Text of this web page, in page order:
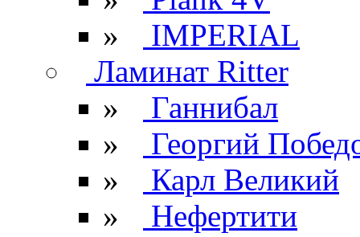
»
IMPERIAL
Ламинат Ritter
»
Ганнибал
»
Георгий
»
Карл Великий
»
Нефертити